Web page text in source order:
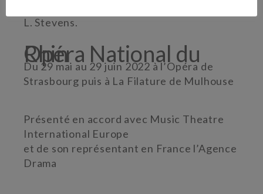
L. Stevens.
Opéra National du Rhin
Du 29 mai au 29 juin 2022 à l’Opéra de
Strasbourg puis à La Filature de Mulhouse
Présenté en accord avec Music Theatre
International Europe
et de son représentant en France l’Agence
Drama